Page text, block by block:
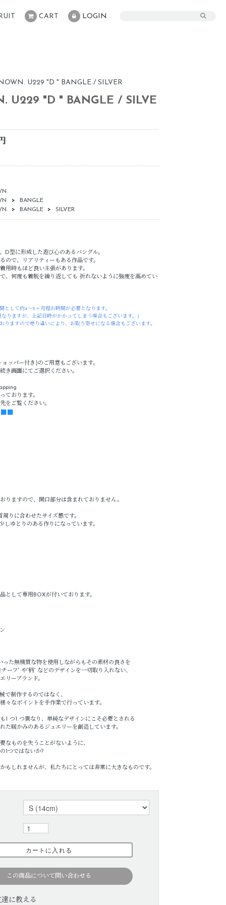
CART LOGIN
U229 "D " BANGLE / SILVER
U229 "D " BANGLE / SILVE
>
BANGLE
> BANGLE > SILVER
D型に形成した遊び心のあるバングル。
ので、リアリティーもある作品です。
用時もほど良い主張があります。
、何度も着脱を繰り返しても 折れないように強度を高めてい
して約4～5ヶ月程お時間が必要となります。
りますが、上記日時がかかってしまう場合もございます。)
ますので売り違いにより、お取り寄せになる場合もございます。
ッパー付き)のご用意もございます。
き画面にてご選択ください。
ております。
をご覧ください。
りますので、開口部分は含まれておりません。
りに合わせたサイズ感です。
しゆとりのある作りになっています。
として専用BOXが付いております。
た無機質な物を使用しながらもその素材の良さを
ーフ” や“柄” などのデザインを一切取り入れない、
リーブランド。
で制作するのではなく、
々なポイントを手作業で行っています。
1 つ1 つ異なり、単純なデザインにこそ必要とされる
た暖かみのあるジュエリーを創造しています。
なものを失うことがないように、
1つではないか?
もしれませんが、私たちにとっては非常に大きなものです。
この商品について問い合わせる
に教える